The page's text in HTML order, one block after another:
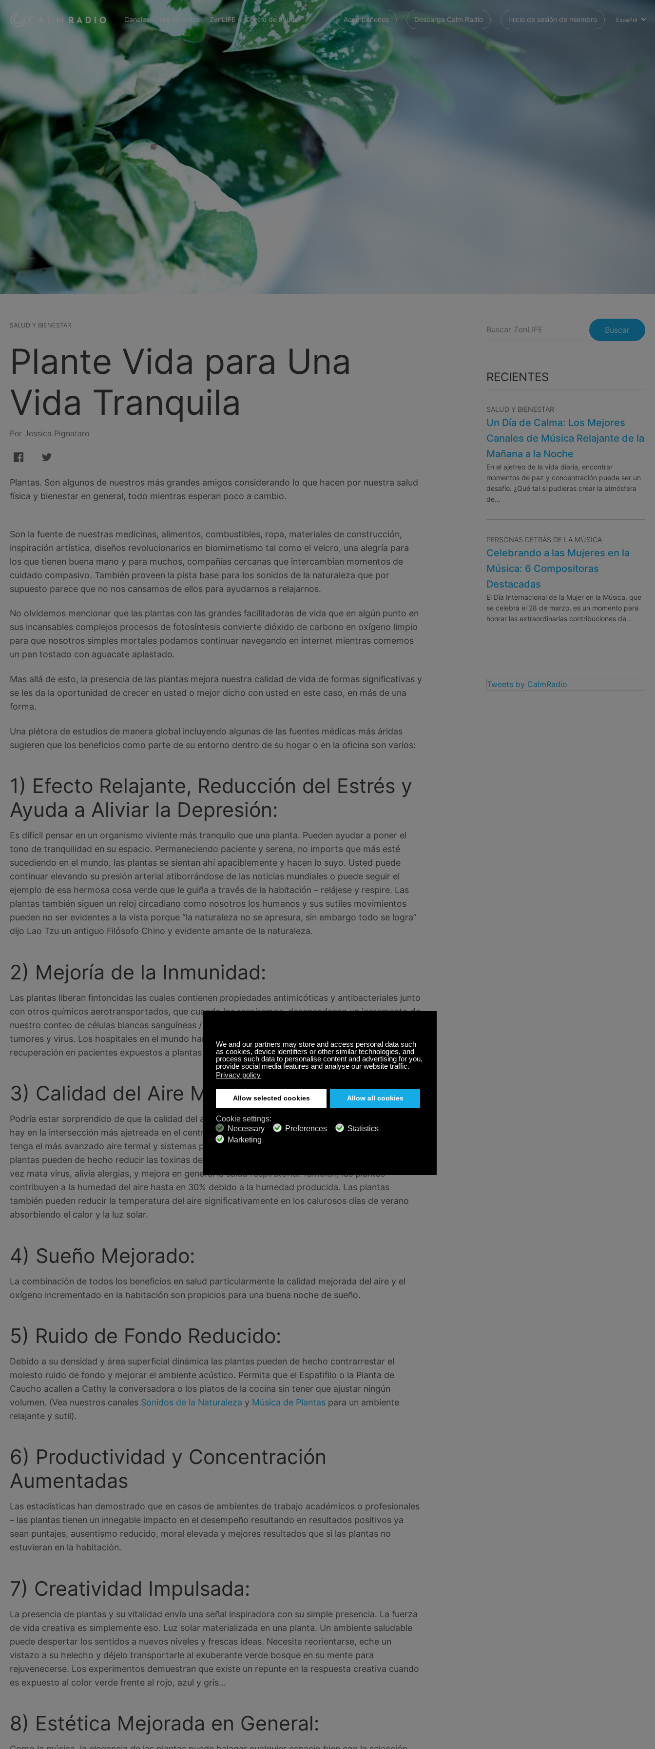
Canales Mis favoritos ZenLIFE Centro de ayuda Acompáñenos Descarga Calm Radio Inicio de sesión de miembro Español
SALUD Y BIENESTAR
Plante Vida para Una
Vida Tranquila
Por Jessica Pignataro
Plantas. Son algunos de nuestros más grandes amigos considerando lo que hacen por nuestra salud
física y bienestar en general, todo mientras esperan poco a cambio.
Son la fuente de nuestras medicinas, alimentos, combustibles, ropa, materiales de construcción,
inspiración artística, diseños revolucionarios en biomimetismo tal como el velcro, una alegría para
los que tienen buena mano y para muchos, compañías cercanas que intercambian momentos de
cuidado compasivo. También proveen la pista base para los sonidos de la naturaleza que por
supuesto parece que no nos cansamos de ellos para ayudarnos a relajarnos.
No olvidemos mencionar que las plantas con las grandes facilitadoras de vida que en algún punto en
sus incansables complejos procesos de fotosíntesis convierte dióxido de carbono en oxígeno limpio
para que nosotros simples mortales podamos continuar navegando en internet mientras comemos
un pan tostado con aguacate aplastado.
Mas allá de esto, la presencia de las plantas mejora nuestra calidad de vida de formas significativas y
se les da la oportunidad de crecer en usted o mejor dicho con usted en este caso, en más de una
forma.
Una plétora de estudios de manera global incluyendo algunas de las fuentes médicas más áridas
sugieren que los beneficios como parte de su entorno dentro de su hogar o en la oficina son varios:
1) Efecto Relajante, Reducción del Estrés y
Ayuda a Aliviar la Depresión:
Es difícil pensar en un organismo viviente más tranquilo que una planta. Pueden ayudar a poner el
tono de tranquilidad en su espacio. Permaneciendo paciente y serena, no importa que más esté
sucediendo en el mundo, las plantas se sientan ahí apaciblemente y hacen lo suyo. Usted puede
continuar elevando su presión arterial atiborrándose de las noticias mundiales o puede seguir el
ejemplo de esa hermosa cosa verde que le guiña a través de la habitación – relájese y respire. Las
plantas también siguen un reloj circadiano como nosotros los humanos y sus sutiles movimientos
pueden no ser evidentes a la vista porque “la naturaleza no se apresura, sin embargo todo se logra”
dijo Lao Tzu un antiguo Filósofo Chino y evidente amante de la naturaleza.
2) Mejoría de la Inmunidad:
Las plantas liberan fintoncidas las cuales contienen propiedades antimicóticas y antibacteriales junto
con otros químicos aerotransportados, que cuando los respiramos, desencadenan un incremento de
nuestro conteo de células blancas sanguíneas / NK en el sistema inmune humano que combate
tumores y virus. Los hospitales en el mundo han documentado una notable velocidad en la
recuperación en pacientes expuestos a plantas durante cuidados médicos u otros.
3) Calidad del Aire Mejorada:
Podría estar sorprendido de que la calidad del aire en su hogar u oficina podría ser peor de la que
hay en la intersección más ajetreada en el centro de la ciudad. La razón es que a menos que usted
tenga el más avanzado aire termal y sistemas purificadores, mucho de lo que entra no sale. Ciertas
plantas pueden de hecho reducir las toxinas del aire incluyendo el moho hasta en un 90% que a su
vez mata virus, alivia alergias, y mejora en general la salud respiratoria. También, las plantas
contribuyen a la humedad del aire hasta en 30% debido a la humedad producida. Las plantas
también pueden reducir la temperatura del aire significativamente en los calurosos días de verano
absorbiendo el calor y la luz solar.
4) Sueño Mejorado:
La combinación de todos los beneficios en salud particularmente la calidad mejorada del aire y el
oxígeno incrementado en la habitación son propicios para una buena noche de sueño.
5) Ruido de Fondo Reducido:
Debido a su densidad y área superficial dinámica las plantas pueden de hecho contrarrestar el
molesto ruido de fondo y mejorar el ambiente acústico. Permita que el Espatifilo o la Planta de
Caucho acallen a Cathy la conversadora o los platos de la cocina sin tener que ajustar ningún
volumen. (Vea nuestros canales Sonidos de la Naturaleza y Música de Plantas para un ambiente
relajante y sutil).
6) Productividad y Concentración
Aumentadas
Las estadísticas han demostrado que en casos de ambientes de trabajo académicos o profesionales
– las plantas tienen un innegable impacto en el desempeño resultando en resultados positivos ya
sean puntajes, ausentismo reducido, moral elevada y mejores resultados que si las plantas no
estuvieran en la habitación.
7) Creatividad Impulsada:
La presencia de plantas y su vitalidad envía una señal inspiradora con su simple presencia. La fuerza
de vida creativa es simplemente eso. Luz solar materializada en una planta. Un ambiente saludable
puede despertar los sentidos a nuevos niveles y frescas ideas. Necesita reorientarse, eche un
vistazo a su helecho y déjelo transportarle al exuberante verde bosque en su mente para
rejuvenecerse. Los experimentos demuestran que existe un repunte en la respuesta creativa cuando
es expuesto al color verde frente al rojo, azul y gris…
8) Estética Mejorada en General:
Buscar
RECIENTES
SALUD Y BIENESTAR
Un Día de Calma: Los Mejores
Canales de Música Relajante de la
Mañana a la Noche
En el ajetreo de la vida diaria, encontrar
momentos de paz y concentración puede ser un
desafío. ¿Qué tal si pudieras crear la atmósfera
de…
PERSONAS DETRÁS DE LA MÚSICA
Celebrando a las Mujeres en la
Música: 6 Compositoras
Destacadas
El Día Internacional de la Mujer en la Música, que
se celebra el 28 de marzo, es un momento para
honrar las extraordinarias contribuciones de…
Tweets by CalmRadio